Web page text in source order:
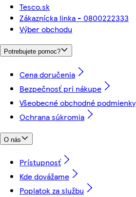
Tesco.sk
Zákaznícka linka - 0800222333
Výber obchodu
Potrebujete pomoc?
Cena doručenia
Bezpečnosť pri nákupe
Všeobecné obchodné podmienky
Ochrana súkromia
O nás
Prístupnosť
Kde dovážame
Poplatok za službu